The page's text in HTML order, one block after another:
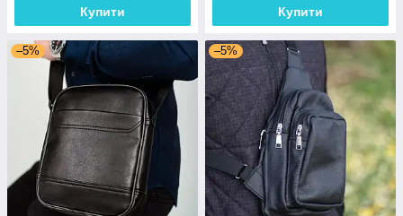
Купити Купити
–5% –5%